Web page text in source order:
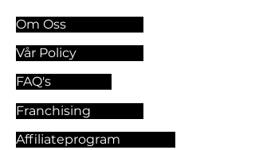
Om Oss
Vår Policy
FAQ's
Franchising
Affiliateprogram